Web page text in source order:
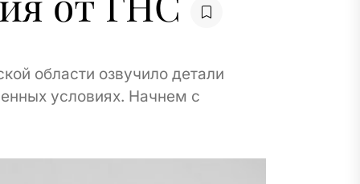
области озвучило детали
условиях. Начнем с